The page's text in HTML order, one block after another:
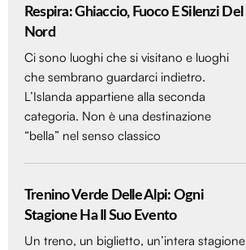
Respira: Ghiaccio, Fuoco E Silenzi Del
Nord
Ci sono luoghi che si visitano e luoghi
che sembrano guardarci indietro.
L’Islanda appartiene alla seconda
categoria. Non è una destinazione
“bella” nel senso classico
Trenino Verde Delle Alpi: Ogni
Stagione Ha Il Suo Evento
Un treno, un biglietto, un’intera stagione